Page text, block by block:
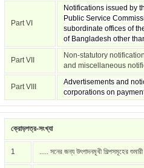
Part VI
Notifications issued by
Public Service
subordinate offices of
of Bangladesh other
Part VII
Non-statutory
and miscellaneous
Part VIII
Advertisements and
corporations on
ক্রোড়পত্র-সংখ্যা
1 ..... সনের জন্য উৎপাদনমূখী শিল্পসমূহের